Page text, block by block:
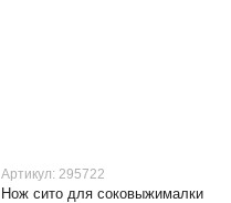
Артикул: 295722
Нож сито для соковыжималки